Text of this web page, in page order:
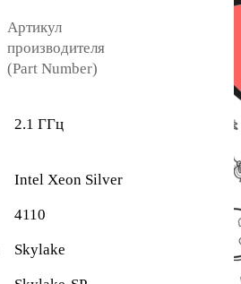
Артикул
производителя
(Part Number)
2.1 ГГц
Intel Xeon Silver
4110
Skylake